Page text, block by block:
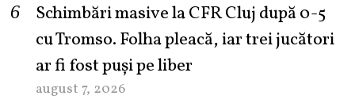
Schimbări masive la CFR Cluj după 0-5
cu Tromso. Folha pleacă, iar trei jucători
ar fi fost puși pe liber
august 7, 2026